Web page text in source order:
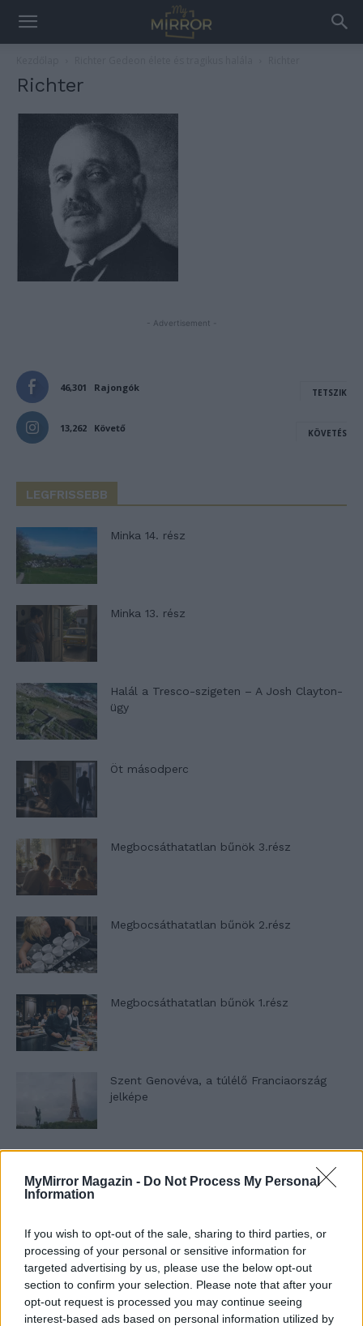
MyMirror Magazin - Do Not Process My Personal
Information
If you wish to opt-out of the sale, sharing to third parties, or
processing of your personal or sensitive information for
targeted advertising by us, please use the below opt-out
section to confirm your selection. Please note that after your
opt-out request is processed you may continue seeing
interest-based ads based on personal information utilized by
Richter
- Advertisement -
46,301 Rajongók TETSZIK
13,262 Követő KÖVETÉS
LEGFRISSEBB
Minka 14. rész
Minka 13. rész
Halál a Tresco-szigeten – A Josh Clayton-
ügy
Öt másodperc
Megbocsáthatatlan bűnök 3.rész
Megbocsáthatatlan bűnök 2.rész
Megbocsáthatatlan bűnök 1.rész
Szent Genovéva, a túlélő Franciaország
jelképe
Minka 11. rész
T. szereti a fiatal lányokat 14. rész